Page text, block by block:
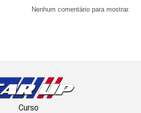
Nenhum comentário para mostrar.
Curso